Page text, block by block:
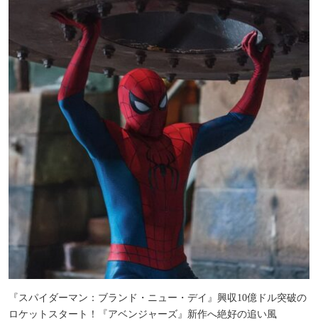
『スパイダーマン：ブランド・ニュー・デイ』興収10億ドル突破の
ロケットスタート！『アベンジャーズ』新作へ絶好の追い風